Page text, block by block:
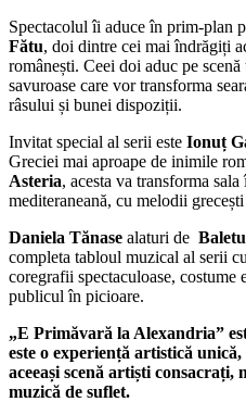
Spectacolul îi aduce în prim-plan
Fătu, doi dintre cei mai îndrăgiți
românești. Ceei doi aduc pe
savuroase care vor transforma
râsului și bunei dispoziții.
Invitat special al serii este Ionuț
Greciei mai aproape de inimile
Asteria, acesta va transforma
mediteraneană, cu melodii
Daniela Tănase alaturi de
completa tabloul muzical al serii
coregrafii spectaculoase, costume
publicul în picioare.
„E Primăvară la Alexandria”
este o experiență artistică
aceeași scenă artiști consacrați,
muzică de suflet.